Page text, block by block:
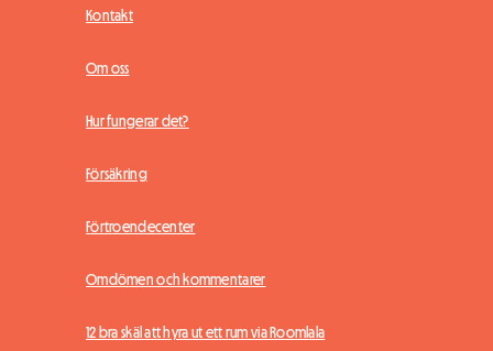
Kontakt
Om oss
Hur fungerar det?
Försäkring
Förtroendecenter
Omdömen och kommentarer
12 bra skäl att hyra ut ett rum via Roomlala